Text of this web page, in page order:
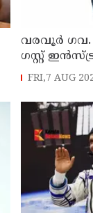
വരവൂർ
ഗസ്റ്റ്
ഓഗസ്റ്റ് 13-ന്
FRI,7 AUG